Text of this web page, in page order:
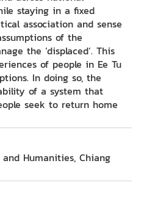
staying in a fixed
association and sense
of the
the ‘displaced’. This
of people in Ee Tu
In doing so, the
of a system that
seek to return home
Humanities, Chiang